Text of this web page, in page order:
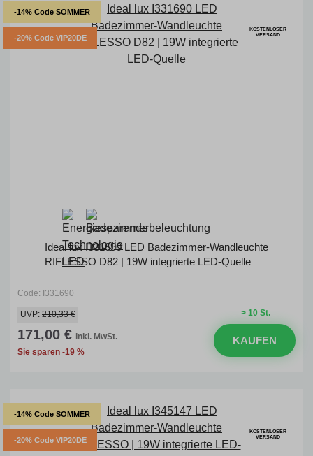
-14% Code SOMMER
-20% Code VIP20DE
KOSTENLOSER
VERSAND
Ideal lux I331690 LED Badezimmer-Wandleuchte
RIFLESSO D82 | 19W integrierte LED-Quelle
Code: I331690
> 10 St.
UVP: 210,33 €
171,00 € inkl. MwSt.
Sie sparen -19 %
KAUFEN
-14% Code SOMMER
-20% Code VIP20DE
KOSTENLOSER
VERSAND